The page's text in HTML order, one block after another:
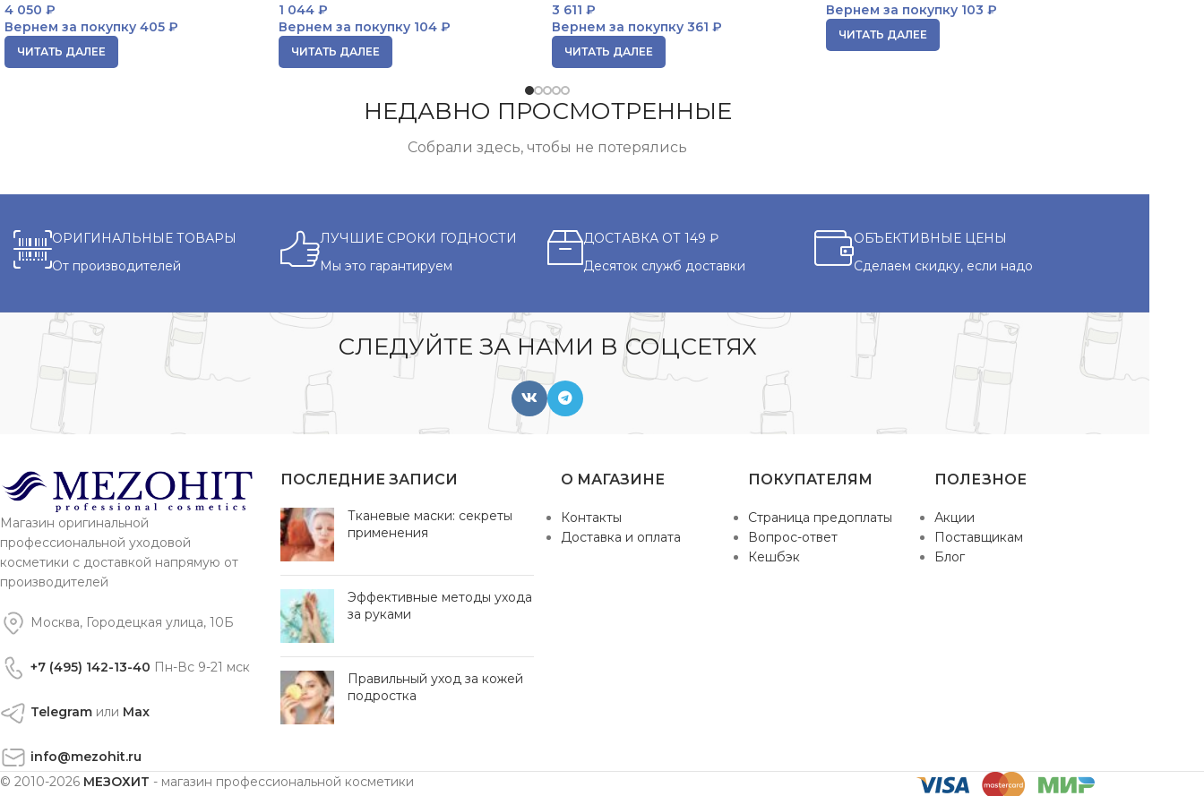
4 050 ₽
Вернем за покупку 405 ₽
ЧИТАТЬ ДАЛЕЕ
1 044 ₽
Вернем за покупку104 ₽
ЧИТАТЬ ДАЛЕЕ
3 611 ₽
Вернем за покупку 361 ₽
ЧИТАТЬ ДАЛЕЕ
Вернем за покупку103 ₽
ЧИТАТЬ ДАЛЕЕ
НЕДАВНО ПРОСМОТРЕННЫЕ
Собрали здесь, чтобы не потерялись
ОРИГИНАЛЬНЫЕ ТОВАРЫ
От производителей
ЛУЧШИЕ СРОКИ ГОДНОСТИ
Мы это гарантируем
ДОСТАВКА ОТ 149 ₽
Десяток служб доставки
ОБЪЕКТИВНЫЕ ЦЕНЫ
Сделаем скидку, если надо
СЛЕДУЙТЕ ЗА НАМИ В СОЦСЕТЯХ
Магазин оригинальной
профессиональной уходовой
косметики с доставкой напрямую от
производителей
Москва, Городецкая улица, 10Б
+7 (495) 142-13-40 Пн-Вс 9-21 мск
Telegram или Max
info@mezohit.ru
ПОСЛЕДНИЕ ЗАПИСИ
Тканевые маски: секреты
применения
Эффективные методы ухода
за руками
Правильный уход за кожей
подростка
О МАГАЗИНЕ
Контакты
Доставка и оплата
ПОКУПАТЕЛЯМ
Страница предоплаты
Вопрос-ответ
Кешбэк
ПОЛЕЗНОЕ
Акции
Поставщикам
Блог
© 2010-2026 МЕЗОХИТ - магазин профессиональной косметики